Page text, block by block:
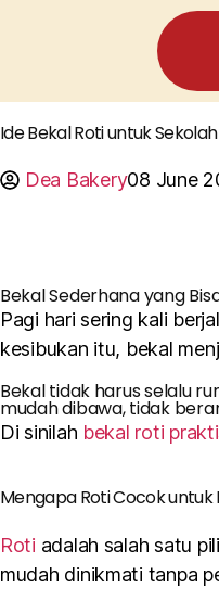
Ide Bekal Roti untuk
Dea Bakery08 June
Bekal Sederhana yang
Pagi hari sering kali
kesibukan itu, bekal
Bekal tidak harus selalu
mudah dibawa, tidak
Di sinilah bekal roti
Mengapa Roti Cocok untuk
Roti adalah salah satu
mudah dinikmati tanpa